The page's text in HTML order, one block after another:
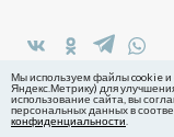
в Яндекс.Дзен
Мы используем файлы cookie и
Яндекс.Метрику) для
использование сайта, вы
персональных данных в
конфиденциальности